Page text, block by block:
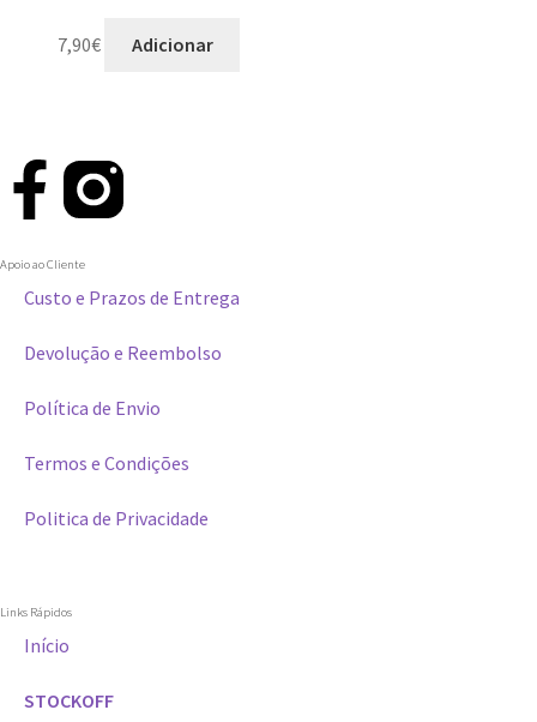
7,90€ Adicionar
Apoio ao Cliente
Custo e Prazos de Entrega
Devolução e Reembolso
Política de Envio
Termos e Condições
Politica de Privacidade
Links Rápidos
Início
STOCKOFF